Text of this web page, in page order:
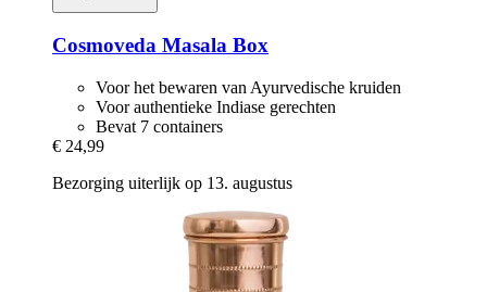
Cosmoveda Masala Box
Voor het bewaren van Ayurvedische kruiden
Voor authentieke Indiase gerechten
Bevat 7 containers
€ 24,99
Bezorging uiterlijk op 13. augustus